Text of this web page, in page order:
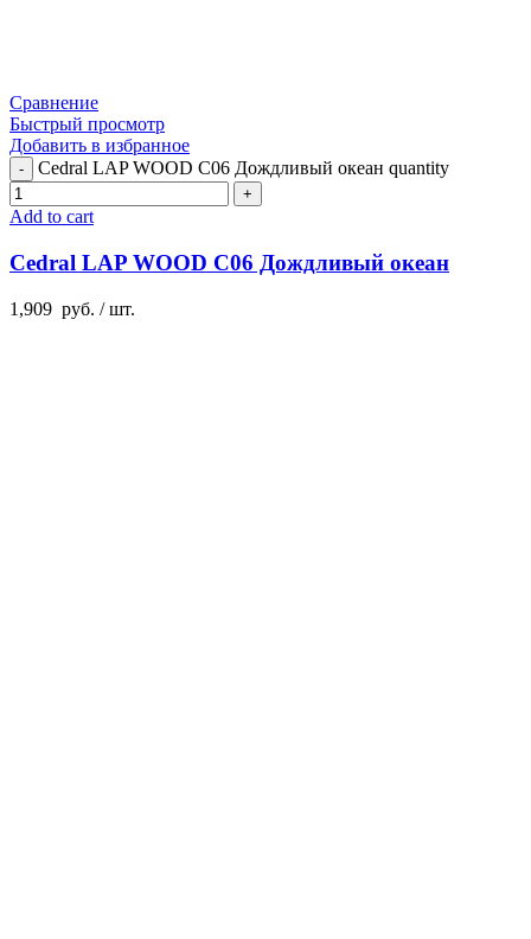
Сравнение
Быстрый просмотр
Добавить в избранное
Cedral LAP WOOD C06 Дождливый океан quantity
Add to cart
Cedral LAP WOOD C06 Дождливый океан
1,909 руб. / шт.